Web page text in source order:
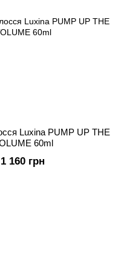
Luxina PUMP UP THE
60ml
1 160 грн